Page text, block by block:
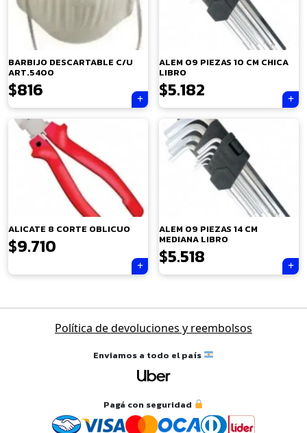
BARBIJO DESCARTABLE C/U
ART.5400
$816
ALEM 09 PIEZAS 10 CM CHICA
LIBRO
$5.182
ALICATE 8 CORTE OBLICUO
$9.710
ALEM 09 PIEZAS 14 CM
MEDIANA LIBRO
$5.518
NavegaciónPolítica de devoluciones y reembolsos
Enviamos a todo el país
Pagá con seguridad
×
Tu carrito está vacío.
Agregá un producto y aparecerá acá
automáticamente.